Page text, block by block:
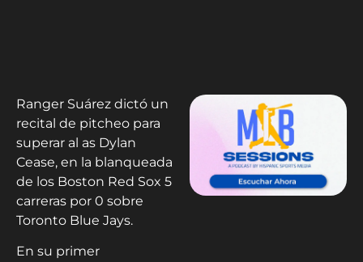
Ranger Suárez dictó un
recital de pitcheo para
superar al as Dylan
Cease, en la blanqueada
de los Boston Red Sox 5
carreras por 0 sobre
Toronto Blue Jays.
En su primer